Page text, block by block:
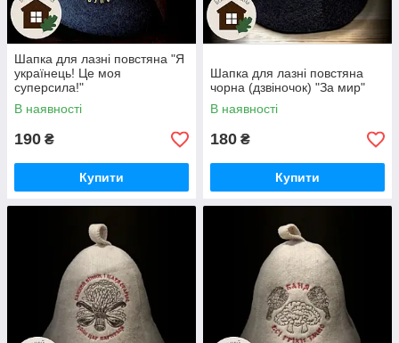
Шапка для лазні повстяна "Я
українець! Це моя
суперсила!"
В наявності
190 ₴
Купити
Шапка для лазні повстяна
чорна (дзвіночок) "За мир"
В наявності
180 ₴
Купити